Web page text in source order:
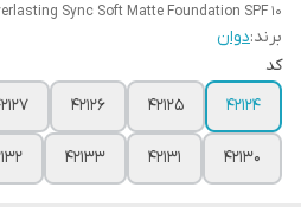
Sync Soft Matte Foundation SPF 10
برند:دوان
کد
42124
42125
42126
42130
42131
42133